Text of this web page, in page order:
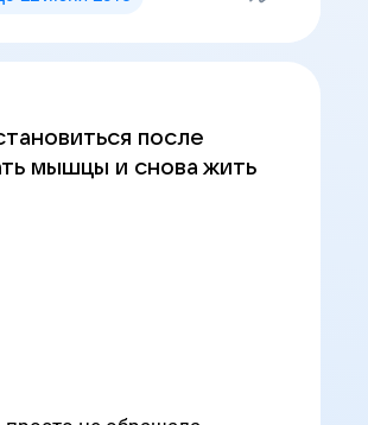
после
мышцы и снова жить